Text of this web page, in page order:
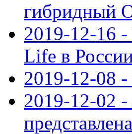
гибридный
2019-12-16
Life в
2019-12-08 -
2019-12-02